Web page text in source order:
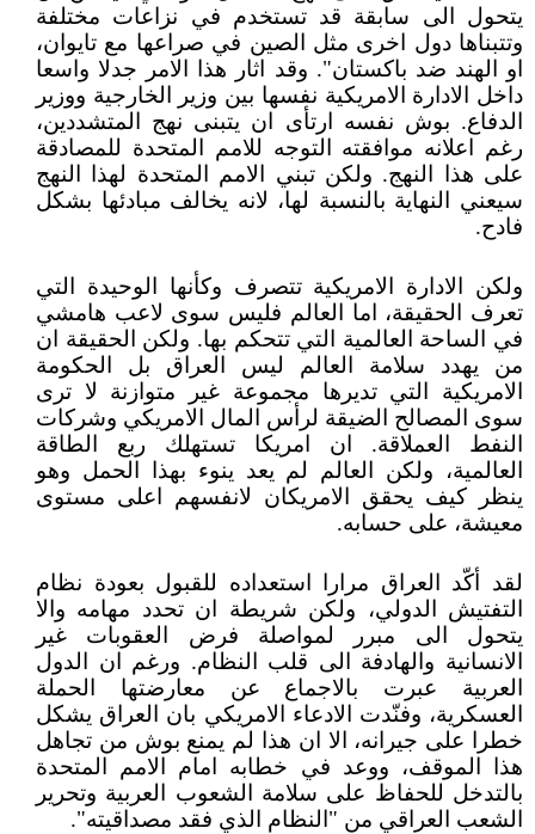
يتحول الى سابقة قد تستخدم في نزاعات مختلفة
وتتبناها دول اخرى مثل الصين في صراعها مع تايوان،
او الهند ضد باكستان". وقد اثار هذا الامر جدلا واسعا
داخل الادارة الامريكية نفسها بين وزير الخارجية ووزير
الدفاع. بوش نفسه ارتأى ان يتبنى نهج المتشددين،
رغم اعلانه موافقته التوجه للامم المتحدة للمصادقة
على هذا النهج. ولكن تبني الامم المتحدة لهذا النهج
سيعني النهاية بالنسبة لها، لانه يخالف مبادئها بشكل
فادح.
ولكن الادارة الامريكية تتصرف وكأنها الوحيدة التي
تعرف الحقيقة، اما العالم فليس سوى لاعب هامشي
في الساحة العالمية التي تتحكم بها. ولكن الحقيقة ان
من يهدد سلامة العالم ليس العراق بل الحكومة
الامريكية التي تديرها مجموعة غير متوازنة لا ترى
سوى المصالح الضيقة لرأس المال الامريكي وشركات
النفط العملاقة. ان امريكا تستهلك ربع الطاقة
العالمية، ولكن العالم لم يعد ينوء بهذا الحمل وهو
ينظر كيف يحقق الامريكان لانفسهم اعلى مستوى
معيشة، على حسابه.
لقد أكّد العراق مرارا استعداده للقبول بعودة نظام
التفتيش الدولي، ولكن شريطة ان تحدد مهامه والا
يتحول الى مبرر لمواصلة فرض العقوبات غير
الانسانية والهادفة الى قلب النظام. ورغم ان الدول
العربية عبرت بالاجماع عن معارضتها الحملة
العسكرية، وفنّدت الادعاء الامريكي بان العراق يشكل
خطرا على جيرانه، الا ان هذا لم يمنع بوش من تجاهل
هذا الموقف، ووعد في خطابه امام الامم المتحدة
بالتدخل للحفاظ على سلامة الشعوب العربية وتحرير
الشعب العراقي من "النظام الذي فقد مصداقيته".